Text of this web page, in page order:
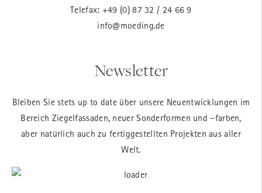
Telefax: +49 (0) 87 32 / 24 66 9
info@moeding.de
Newsletter
Bleiben Sie stets up to date über unsere Neuentwicklungen im
Bereich Ziegelfassaden, neuer Sonderformen und –farben,
aber natürlich auch zu fertiggestellten Projekten aus aller
Welt.